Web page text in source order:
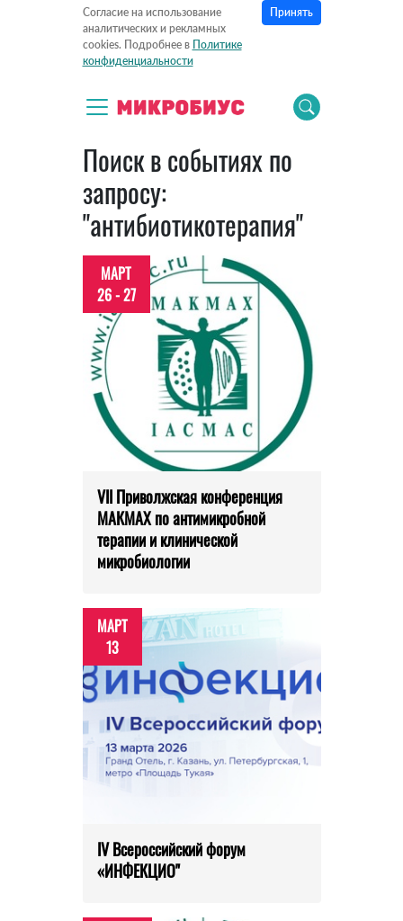
Согласие на использование
аналитических и рекламных
cookies. Подробнее в Политике
конфиденциальности
Принять
Поиск в событиях по
запросу:
"антибиотикотерапия"
МАРТ
26 - 27
VII Приволжская конференция
МАКМАХ по антимикробной
терапии и клинической
микробиологии
МАРТ
13
IV Всероссийский форум
«ИНФЕКЦИО"